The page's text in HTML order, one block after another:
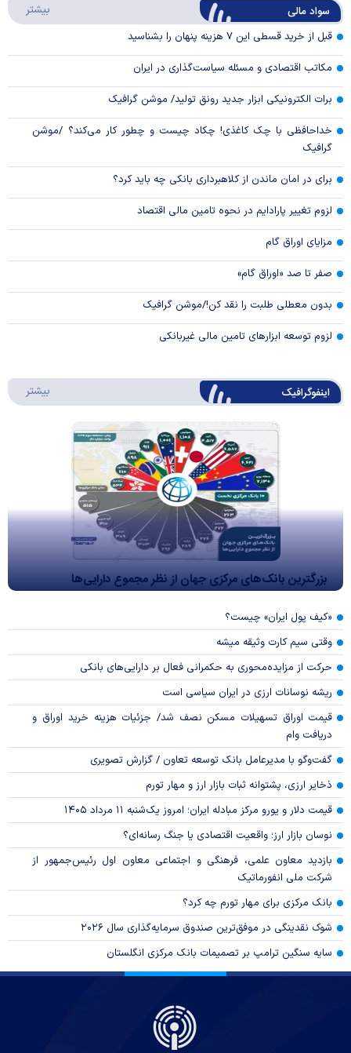
Video
سواد مالی بیشتر
قبل از خرید قسطی این ۷ هزینه پنهان را بشناسید
مکاتب اقتصادی و مسئله سیاست‌گذاری در ایران
برات الکترونیکی ابزار جدید رونق تولید/ موشن گرافیک
خداحافظی با چک کاغذی! چکاد چیست و چطور کار می‌کند؟ /موشن
گرافیک
برای در امان ماندن از کلاهبرداری بانکی چه باید کرد؟
لزوم تغییر پارادایم در نحوه تامین مالی اقتصاد
مزایای اوراق گام
صفر تا صد «اوراق گام»
بدون معطلی طلبت را نقد کن!/موشن گرافیک
لزوم توسعه ابزارهای تامین مالی غیربانکی
اینفوگرافیک بیشتر
بزرگترین بانک‌های مرکزی جهان از نظر مجموع دارایی‌ها
«کیف پول ایران» چیست؟
وقتی سیم کارت وثیقه میشه
حرکت از مزایده‌محوری به حکمرانی فعال بر دارایی‌های بانکی
ریشه نوسانات ارزی در ایران سیاسی است
قیمت اوراق تسهیلات مسکن نصف شد/ جزئیات هزینه خرید اوراق و
دریافت وام
گفت‌وگو با مدیرعامل بانک توسعه تعاون / گزارش تصویری
ذخایر ارزی، پشتوانه ثبات بازار ارز و مهار تورم
قیمت دلار و یورو مرکز مبادله ایران؛ امروز یک‌شنبه ۱۱ مرداد ۱۴۰۵
نوسان بازار ارز؛ واقعیت اقتصادی یا جنگ رسانه‌ای؟
بازدید معاون علمی، فرهنگی و اجتماعی معاون اول رئیس‌جمهور از
شرکت ملی انفورماتیک
بانک مرکزی برای مهار تورم چه کرد؟
شوک نقدینگی در موفق‌ترین صندوق سرمایه‌گذاری سال ۲۰۲۶
سایه سنگین ترامپ بر تصمیمات بانک مرکزی انگلستان